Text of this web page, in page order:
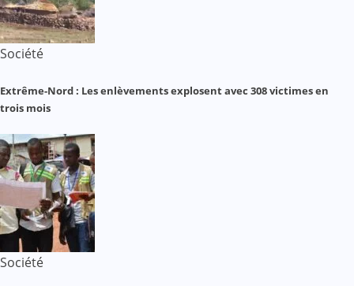
Société
Extrême-Nord : Les enlèvements explosent avec 308 victimes en
trois mois
Société